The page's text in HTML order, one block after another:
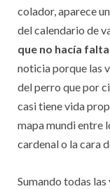
colador, aparece
del calendario de
que no hacía
noticia porque las
del perro que por
casi tiene vida
mapa mundi entre
cardenal o la cara
Sumando todas